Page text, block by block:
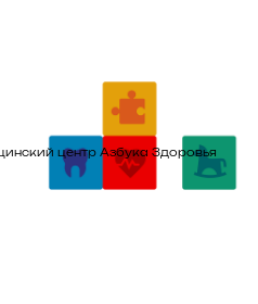
центр Азбука Здоровья